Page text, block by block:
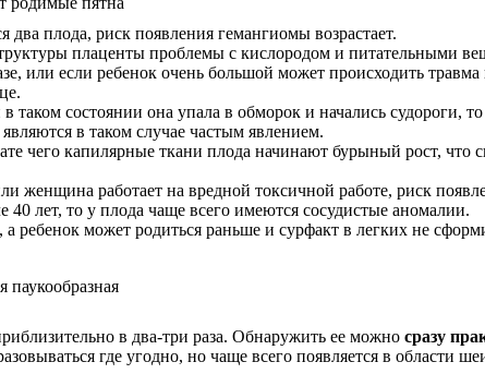
плода, риск появления гемангиомы возрастает.
плаценты проблемы с кислородом и питательными
или если ребенок очень большой может происходить
состоянии она упала в обморок и начались судороги,
в таком случае частым явлением.
чего капилярные ткани плода начинают бурыный рост, что
женщина работает на вредной токсичной работе, риск
лет, то у плода чаще всего имеются сосудистые аномалии.
может родиться раньше и сурфакт в легких не
в два-три раза. Обнаружить ее можно сразу
где угодно, но чаще всего появляется в области